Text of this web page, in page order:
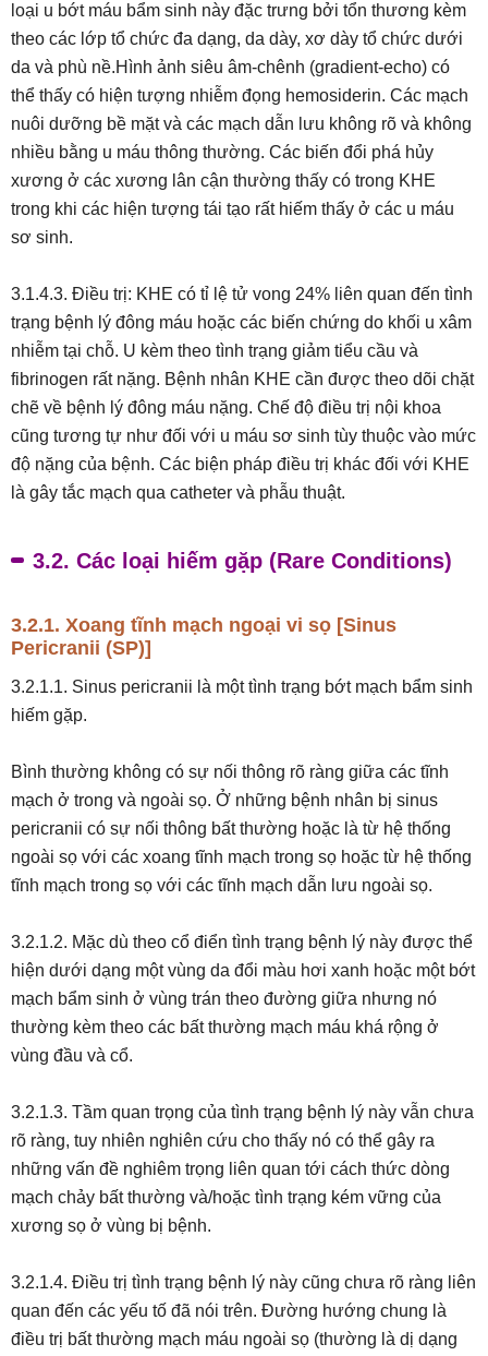
loại u bớt máu bẩm sinh này đặc trưng bởi tổn thương kèm
theo các lớp tổ chức đa dạng, da dày, xơ dày tổ chức dưới
da và phù nề.Hình ảnh siêu âm-chênh (gradient-echo) có
thể thấy có hiện tượng nhiễm đọng hemosiderin. Các mạch
nuôi dưỡng bề mặt và các mạch dẫn lưu không rõ và không
nhiều bằng u máu thông thường. Các biến đổi phá hủy
xương ở các xương lân cận thường thấy có trong KHE
trong khi các hiện tượng tái tạo rất hiếm thấy ở các u máu
sơ sinh.
3.1.4.3. Điều trị: KHE có tỉ lệ tử vong 24% liên quan đến tình
trạng bệnh lý đông máu hoặc các biến chứng do khối u xâm
nhiễm tại chỗ. U kèm theo tình trạng giảm tiểu cầu và
fibrinogen rất nặng. Bệnh nhân KHE cần được theo dõi chặt
chẽ về bệnh lý đông máu nặng. Chế độ điều trị nội khoa
cũng tương tự như đối với u máu sơ sinh tùy thuộc vào mức
độ nặng của bệnh. Các biện pháp điều trị khác đối với KHE
là gây tắc mạch qua catheter và phẫu thuật.
3.2. Các loại hiếm gặp (Rare Conditions)
3.2.1. Xoang tĩnh mạch ngoại vi sọ [Sinus
Pericranii (SP)]
3.2.1.1. Sinus pericranii là một tình trạng bớt mạch bẩm sinh
hiếm gặp.
Bình thường không có sự nối thông rõ ràng giữa các tĩnh
mạch ở trong và ngoài sọ. Ở những bệnh nhân bị sinus
pericranii có sự nối thông bất thường hoặc là từ hệ thống
ngoài sọ với các xoang tĩnh mạch trong sọ hoặc từ hệ thống
tĩnh mạch trong sọ với các tĩnh mạch dẫn lưu ngoài sọ.
3.2.1.2. Mặc dù theo cổ điển tình trạng bệnh lý này được thể
hiện dưới dạng một vùng da đổi màu hơi xanh hoặc một bớt
mạch bẩm sinh ở vùng trán theo đường giữa nhưng nó
thường kèm theo các bất thường mạch máu khá rộng ở
vùng đầu và cổ.
3.2.1.3. Tầm quan trọng của tình trạng bệnh lý này vẫn chưa
rõ ràng, tuy nhiên nghiên cứu cho thấy nó có thể gây ra
những vấn đề nghiêm trọng liên quan tới cách thức dòng
mạch chảy bất thường và/hoặc tình trạng kém vững của
xương sọ ở vùng bị bệnh.
3.2.1.4. Điều trị tình trạng bệnh lý này cũng chưa rõ ràng liên
quan đến các yếu tố đã nói trên. Đường hướng chung là
điều trị bất thường mạch máu ngoài sọ (thường là dị dạng